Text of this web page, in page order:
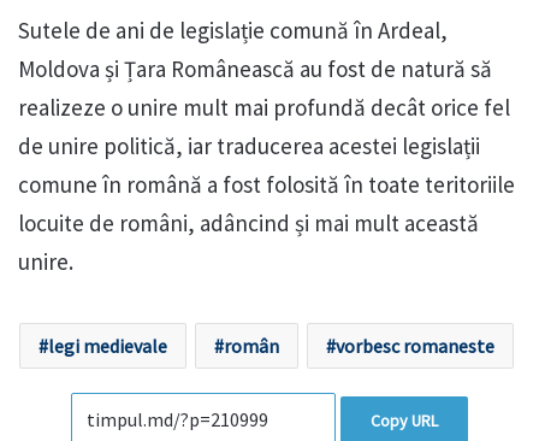
Sutele de ani de legislație comună în Ardeal,
Moldova și Țara Românească au fost de natură să
realizeze o unire mult mai profundă decât orice fel
de unire politică, iar traducerea acestei legislații
comune în română a fost folosită în toate teritoriile
locuite de români, adâncind și mai mult această
unire.
legi medievale român vorbesc romaneste
Copy URL